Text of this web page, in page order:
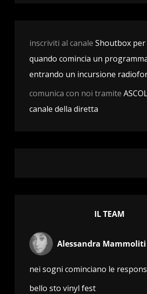
inscriviti al canale Shoutbox
quando comincia un
entrando un incursione
comunica con noi tramite
canale della diretta
IL TEAM
Alessandra Mammoliti
nei sogni cominciano le
bello sto vinyl fest